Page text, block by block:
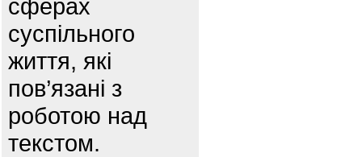
сферах
суспільного
життя, які
пов’язані з
роботою над
текстом.